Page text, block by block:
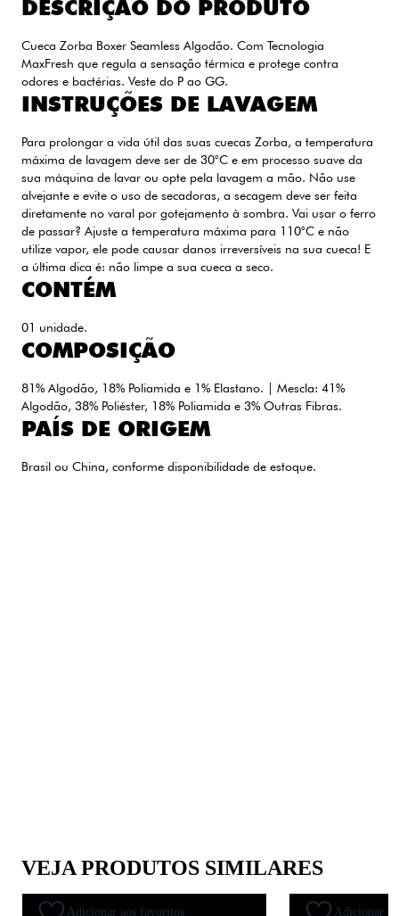
DESCRIÇÃO DO PRODUTO
Cueca Zorba Boxer Seamless Algodão. Com Tecnologia
MaxFresh que regula a sensação térmica e protege contra
odores e bactérias. Veste do P ao GG.
INSTRUÇÕES DE LAVAGEM
Para prolongar a vida útil das suas cuecas Zorba, a temperatura
máxima de lavagem deve ser de 30°C e em processo suave da
sua máquina de lavar ou opte pela lavagem a mão. Não use
alvejante e evite o uso de secadoras, a secagem deve ser feita
diretamente no varal por gotejamento à sombra. Vai usar o ferro
de passar? Ajuste a temperatura máxima para 110°C e não
utilize vapor, ele pode causar danos irreversíveis na sua cueca! E
a última dica é: não limpe a sua cueca a seco.
CONTÉM
01 unidade.
COMPOSIÇÃO
81% Algodão, 18% Poliamida e 1% Elastano. | Mescla: 41%
Algodão, 38% Poliéster, 18% Poliamida e 3% Outras Fibras.
PAÍS DE ORIGEM
Brasil ou China, conforme disponibilidade de estoque.
VEJA PRODUTOS SIMILARES
Adicionar aos favoritos Adicionar